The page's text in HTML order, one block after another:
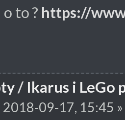
to ? https://
/ Ikarus i LeGo
2018-09-17, 15:45 »